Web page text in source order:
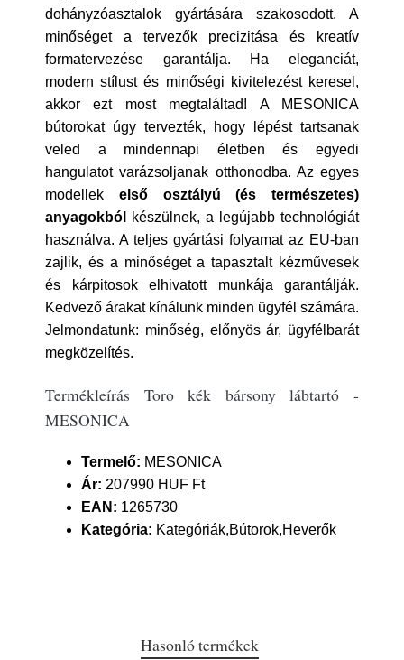
dohányzóasztalok gyártására szakosodott. A
minőséget a tervezők precizitása és kreatív
formatervezése garantálja. Ha eleganciát,
modern stílust és minőségi kivitelezést keresel,
akkor ezt most megtaláltad! A MESONICA
bútorokat úgy tervezték, hogy lépést tartsanak
veled a mindennapi életben és egyedi
hangulatot varázsoljanak otthonodba. Az egyes
modellek első osztályú (és természetes)
anyagokból
készülnek, a legújabb technológiát
használva. A teljes gyártási folyamat az EU-ban
zajlik, és a minőséget a tapasztalt kézművesek
és kárpitosok elhivatott munkája garantálják.
Kedvező árakat kínálunk minden ügyfél számára.
Jelmondatunk: minőség, előnyös ár, ügyfélbarát
megközelítés.
Termékleírás Toro kék bársony lábtartó -
MESONICA
Termelő: MESONICA
Ár: 207990 HUF Ft
EAN: 1265730
Kategória: Kategóriák,Bútorok,Heverők
Hasonló termékek